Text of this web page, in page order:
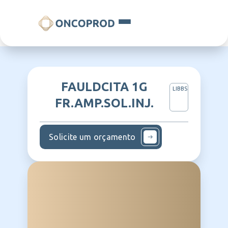
FAULDCITA 1G
FR.AMP.SOL.INJ.
LIBBS
Solicite um orçamento